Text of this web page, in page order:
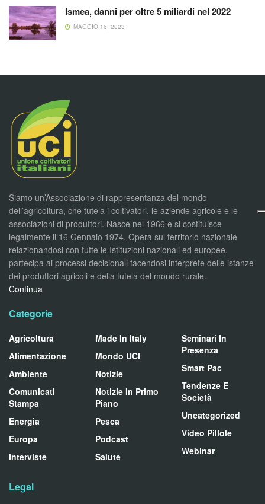
Ismea, danni per oltre 5 miliardi nel 2022
MAGGIO 16, 2023
Siamo un’Associazione di rappresentanza del mondo
dell’agricoltura, che tutela i coltivatori, le aziende agricole e le
associazioni di produttori. Nasce nel 1966 e si costituisce
legalmente il 16 Gennaio 1974. Opera sul territorio nazionale
relazionandosi con tutte le Istituzioni nazionali ed europee,
partecipa ai processi decisionali facendosi interprete delle istanze
dei produttori agricoli e della tutela del mondo rurale.
Continua
Categorie
Agricoltura
Alimentazione
Ambiente
Comunicati
Stampa
Energia
Europa
Interviste
Made In Italy
Mondo UCI
Notizie
Notizie In Primo
Piano
Pesca
Podcast
Salute
Seminari In
Presenza
Smart Pac
Tendenze E
Società
Uncategorized
Video Pillole
Webinar
Legal